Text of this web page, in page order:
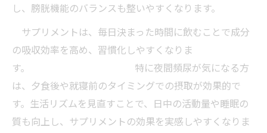
し、膀胱機能のバランスも整いやすくなります。
サプリメントは、毎日決まった時間に飲むことで成分
の吸収効率を高め、習慣化しやすくなりま
す。 特に夜間頻尿が気になる方
は、夕食後や就寝前のタイミングでの摂取が効果的で
す。生活リズムを見直すことで、日中の活動量や睡眠の
質も向上し、サプリメントの効果を実感しやすくなりま